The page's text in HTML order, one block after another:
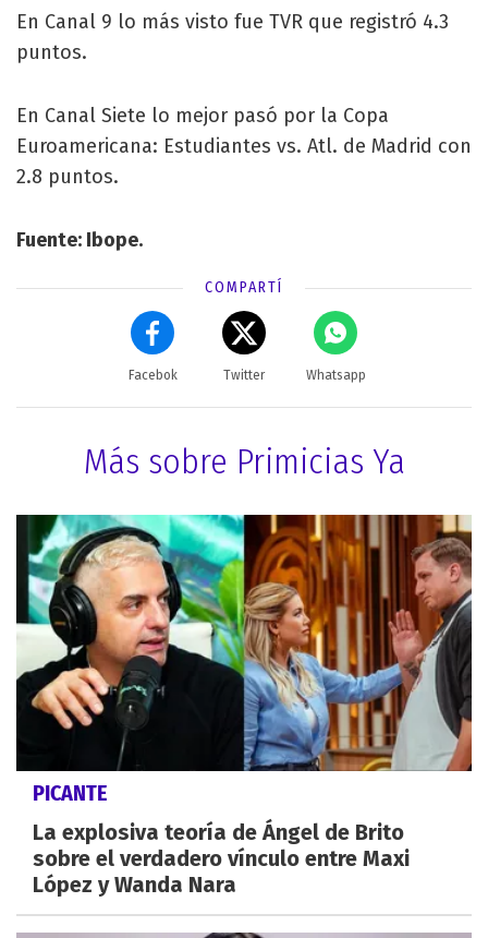
En Canal 9 lo más visto fue TVR que registró 4.3
puntos.
En Canal Siete lo mejor pasó por la Copa
Euroamericana: Estudiantes vs. Atl. de Madrid con
2.8 puntos.
Fuente: Ibope.
COMPARTÍ
Facebok Twitter Whatsapp
Más sobre Primicias Ya
PICANTE
La explosiva teoría de Ángel de Brito
sobre el verdadero vínculo entre Maxi
López y Wanda Nara